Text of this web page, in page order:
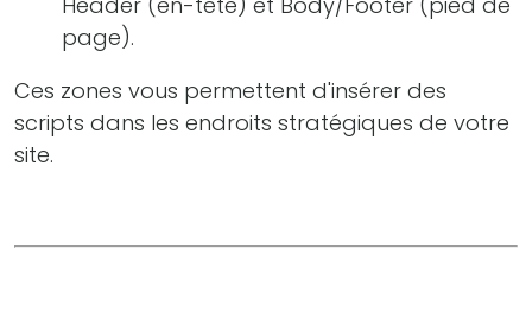
page).
Ces zones vous permettent d'insérer des
scripts dans les endroits stratégiques de votre
site.